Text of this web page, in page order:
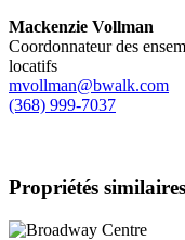
Mackenzie Vollman
Coordonnateur des
locatifs
mvollman@bwalk.com
(368) 999-7037
Propriétés